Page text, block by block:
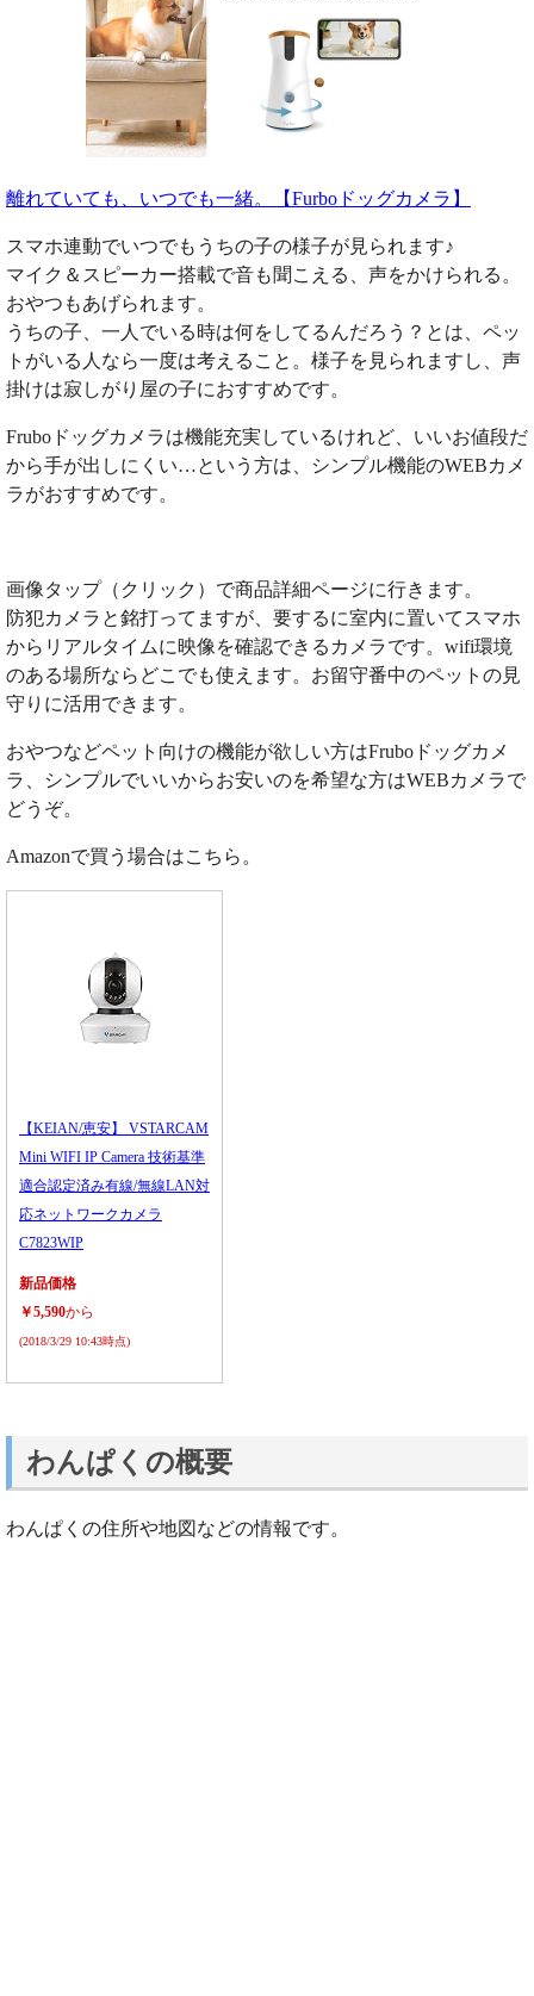
離れていても、いつでも一緒。【Furboドッグカメラ】
スマホ連動でいつでもうちの子の様子が見られます♪
マイク＆スピーカー搭載で音も聞こえる、声をかけられる。
おやつもあげられます。
うちの子、一人でいる時は何をしてるんだろう？とは、ペッ
トがいる人なら一度は考えること。様子を見られますし、声
掛けは寂しがり屋の子におすすめです。
Fruboドッグカメラは機能充実しているけれど、いいお値段だ
から手が出しにくい…という方は、シンプル機能のWEBカメ
ラがおすすめです。
画像タップ（クリック）で商品詳細ページに行きます。
防犯カメラと銘打ってますが、要するに室内に置いてスマホ
からリアルタイムに映像を確認できるカメラです。wifi環境
のある場所ならどこでも使えます。お留守番中のペットの見
守りに活用できます。
おやつなどペット向けの機能が欲しい方はFruboドッグカメ
ラ、シンプルでいいからお安いのを希望な方はWEBカメラで
どうぞ。
Amazonで買う場合はこちら。
【KEIAN/恵安】 VSTARCAM
Mini WIFI IP Camera 技術基準
適合認定済み有線/無線LAN対
応ネットワークカメラ
C7823WIP
新品価格
￥5,590から
(2018/3/29 10:43時点)
わんぱくの概要
わんぱくの住所や地図などの情報です。